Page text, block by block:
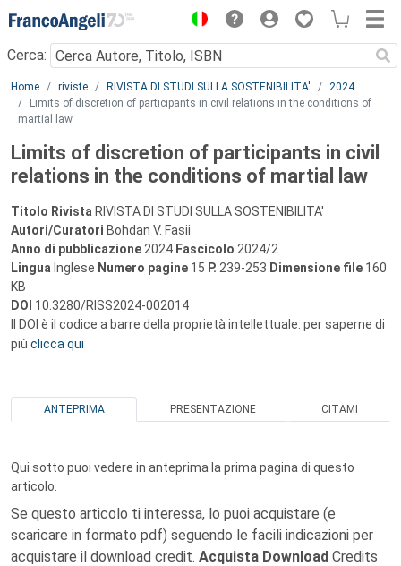
Menu
Cerca:
Main content
Home riviste RIVISTA DI STUDI SULLA SOSTENIBILITA'
2024
Limits of discretion of participants in civil relations in the conditions of
martial law
Limits of discretion of participants in civil
relations in the conditions of martial law
Titolo Rivista RIVISTA DI STUDI SULLA SOSTENIBILITA'
Autori/Curatori Bohdan V. Fasii
Anno di pubblicazione 2024 Fascicolo 2024/2
Lingua Inglese Numero pagine 15 P. 239-253 Dimensione file 160
KB
DOI 10.3280/RISS2024-002014
Il DOI è il codice a barre della proprietà intellettuale: per saperne di
più clicca qui
ANTEPRIMA PRESENTAZIONE CITAMI
Qui sotto puoi vedere in anteprima la prima pagina di questo
articolo.
Se questo articolo ti interessa, lo puoi acquistare (e
scaricare in formato pdf) seguendo le facili indicazioni per
acquistare il download credit. Acquista Download Credits